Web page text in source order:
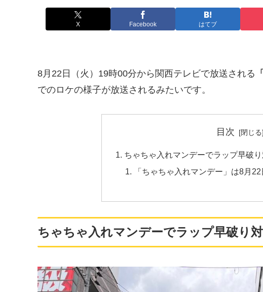
X Facebook はてブ
8月22日（火）19時00分から関西テレビで放送される
でのロケの様子が放送されるみたいです。
目次
ちゃちゃ入れマンデーでラップ早破り
「ちゃちゃ入れマンデー」は8月
ちゃちゃ入れマンデーでラップ早破り対